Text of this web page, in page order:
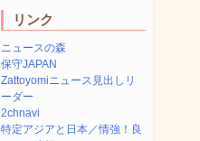
リンク
ニュースの森
保守JAPAN
Zattoyomiニュース見出しリ
ーダー
2chnavi
特定アジアと日本／情強！良